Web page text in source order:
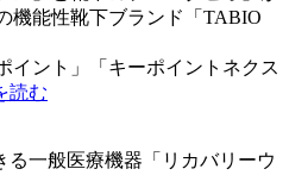
機能性靴下ブランド「TABIO
イント」「キーポイントネクス
読む
る一般医療機器「リカバリーウ